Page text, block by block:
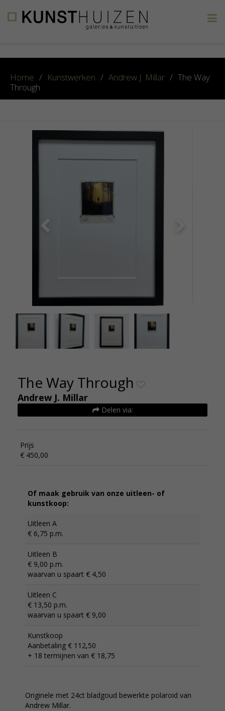
Home / Kunstwerken / Andrew J. Millar / The Way
Through
euro (2)
The Way Through
Andrew J. Millar
Delen via:
Prijs
€ 450,00
Of maak gebruik van onze uitleen- of
kunstkoop:
Uitleen A
€ 6,75 p.m.
Uitleen B
€ 9,00 p.m.
waarvan u spaart € 4,50
Uitleen C
€ 13,50 p.m.
waarvan u spaart € 9,00
Kunstkoop
Aanbetaling € 112,50
+ 18 termijnen van € 18,75
Originele met 24ct bladgoud bewerkte polaroid van
Andrew Millar.